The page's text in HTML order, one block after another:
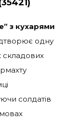
з кухарями
одну
складових
солдатів